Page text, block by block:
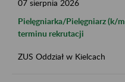
07 sierpnia 2026
Pielęgniarka/Pielęgniarz (k/
terminu rekrutacji
ZUS Oddział w Kielcach